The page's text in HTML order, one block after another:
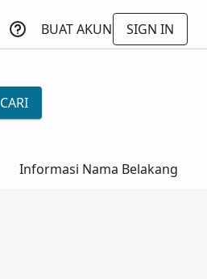
BUAT AKUN
SIGN IN
CARI
Informasi Nama Belakang